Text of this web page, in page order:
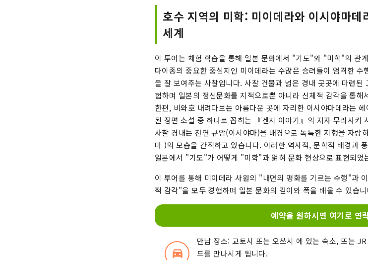
호수 지역의 미학: 미이데라와 이시야마데
세계
이 투어는 체험 학습을 통해 일본 문화에서 "기도"와 "미학"의 관
다이종의 중요한 중심지인 미이데라는 수많은 승려들이 엄격한
을 잘 보여주는 사찰입니다. 사찰 건물과 넓은 경내 곳곳에 마련된
험하며 일본의 정신문화를 지적으로뿐 아니라 신체적 감각을 통
한편, 비와호 내려다보는 아름다운 곳에 자리한 이시야마데라는
된 장편 소설 중 하나로 꼽히는 『겐지 이야기』의 저자 무라사키
사찰 경내는 천연 규암(이시야마)을 배경으로 독특한 지형을 자랑
마 )의 모습을 간직하고 있습니다. 이러한 역사적, 문학적 배경과
일본에서 "기도"가 어떻게 "미학"과 얽혀 문화 현상으로 표현되었
이 투어를 통해 미이데라 사원의 "내면의 평화를 기르는 수행"과
적 감각"을 모두 경험하며 일본 문화의 깊이와 폭을 배울 수 있습니
예약을 원하시면 여기로 연
directions_car_filled
만남 장소: 교토시 또는 오쓰시 에 있는 숙소, 또는
드를 만나시게 됩니다.